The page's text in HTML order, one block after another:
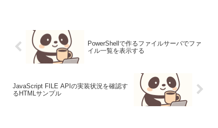
PowerShellで作るファイルサーバでファ
イル一覧を表示する
JavaScript FILE APIの実装状況を確認す
るHTMLサンプル